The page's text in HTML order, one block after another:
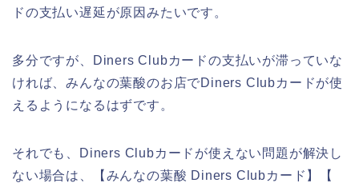
ドの支払い遅延が原因みたいです。
多分ですが、Diners Clubカードの支払いが滞っていな
ければ、みんなの葉酸のお店でDiners Clubカードが使
えるようになるはずです。
それでも、Diners Clubカードが使えない問題が解決し
ない場合は、【みんなの葉酸 Diners Clubカード】【